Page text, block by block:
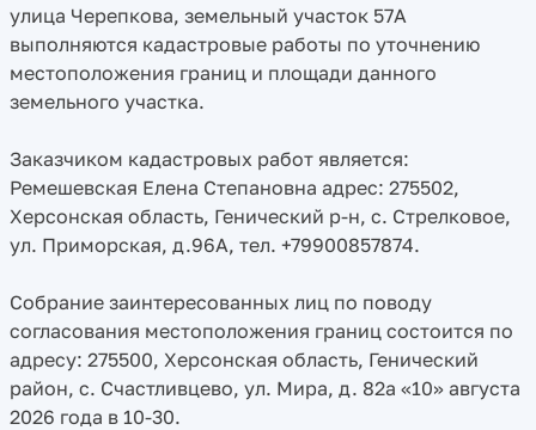
улица Черепкова, земельный участок 57А
выполняются кадастровые работы по уточнению
местоположения границ и площади данного
земельного участка.
Заказчиком кадастровых работ является:
Ремешевская Елена Степановна адрес: 275502,
Херсонская область, Генический р-н, с. Стрелковое,
ул. Приморская, д.96А, тел. +79900857874.
Собрание заинтересованных лиц по поводу
согласования местоположения границ состоится по
адресу: 275500, Херсонская область, Генический
район, с. Счастливцево, ул. Мира, д. 82а «10» августа
2026 года в 10-30.